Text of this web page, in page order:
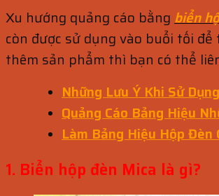
Xu hướng quảng cáo bằng biển
còn được sử dụng vào buổi tối
thêm sản phẩm thì bạn có thể
Những Lưu Ý Khi Sử
Quảng Cáo Bảng Hiệu
Làm Bảng Hiệu Hộp
1. Biển hộp đèn Mica là gì?